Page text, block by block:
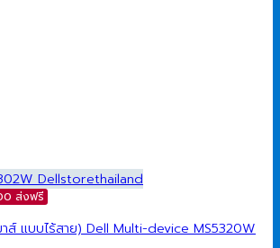
ส่งฟรี
ส์ แบบไร้สาย) Dell Multi-device MS5320W